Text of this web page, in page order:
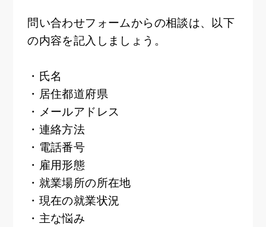
問い合わせフォームからの相談は、以下
の内容を記入しましょう。
・氏名
・居住都道府県
・メールアドレス
・連絡方法
・電話番号
・雇用形態
・就業場所の所在地
・現在の就業状況
・主な悩み